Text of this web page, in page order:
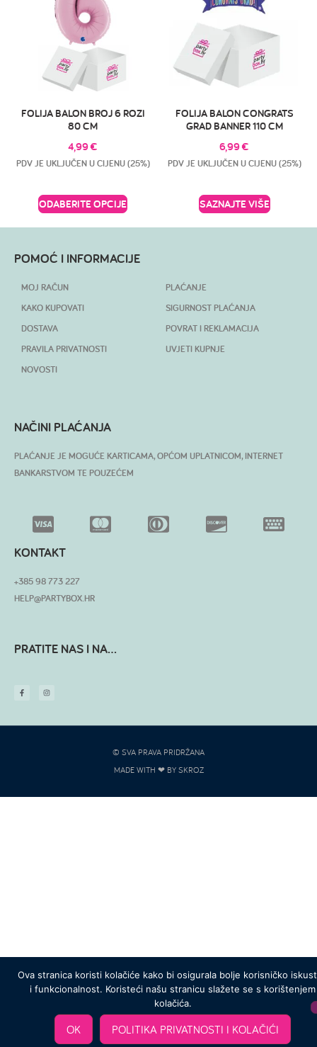
FOLIJA BALON BROJ 6 ROZI
80 CM
4,99€
PDV JE UKLJUČEN U CIJENU (25%)
ODABERITE OPCIJE
FOLIJA BALON CONGRATS
GRAD BANNER 110 CM
6,99€
PDV JE UKLJUČEN U CIJENU (25%)
SAZNAJTE VIŠE
POMOĆ I INFORMACIJE
MOJ RAČUN
KAKO KUPOVATI
DOSTAVA
PRAVILA PRIVATNOSTI
NOVOSTI
PLAĆANJE
SIGURNOST PLAĆANJA
POVRAT I REKLAMACIJA
UVJETI KUPNJE
NAČINI PLAĆANJA
PLAĆANJE JE MOGUĆE KARTICAMA, OPĆOM UPLATNICOM, INTERNET
BANKARSTVOM TE POUZEĆEM
KONTAKT
+385 98 773 227
HELP@PARTYBOX.HR
PRATITE NAS I NA...
© SVA PRAVA PRIDRŽANA
MADE WITH ❤ BY SKROZ
Ova stranica koristi kolačiće kako bi osigurala bolje korisničko
i funkcionalnost. Koristeći našu stranicu slažete se s korištenjem
kolačića.
OK POLITIKA PRIVATNOSTI I KOLAČIĆI